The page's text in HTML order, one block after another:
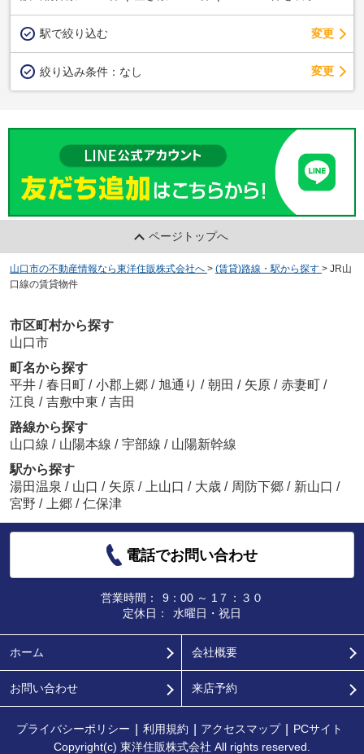
駅で絞り込む 変更
絞り込み条件： なし 変更
ページトップへ
山口市の不動産情報なら東洋住販株式会社へ > (賃貸)路線・駅から探す > JR山
口線の賃貸物件
市区町村から探す
山口市
町名から探す
平井 / 春日町 / 小郡上郷 / 旭通り / 朝田 / 矢原 / 赤妻町 /
江良 / 吉敷中東 / 吉田
路線から探す
山口線 / 山陽本線 / 宇部線 / 山陽新幹線
駅から探す
湯田温泉 / 山口 / 矢原 / 上山口 / 大歳 / 周防下郷 / 新山口 /
宮野 / 上郷 / 仁保津
電話でお問い合わせ
営業時間：
9：00 ～ 1７：３０
定休日：
水曜日・祝日
ホーム 会社概要
お問い合わせ 来店予約
プライバシーポリシー 利用規約 アクセスマップ
PCサイト
Copyright(c) 東洋住販株式会社 All rights reserved.